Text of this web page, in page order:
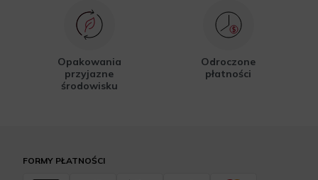
Opakowania
przyjazne
środowisku
Odroczone
płatności
FORMY PŁATNOŚCI